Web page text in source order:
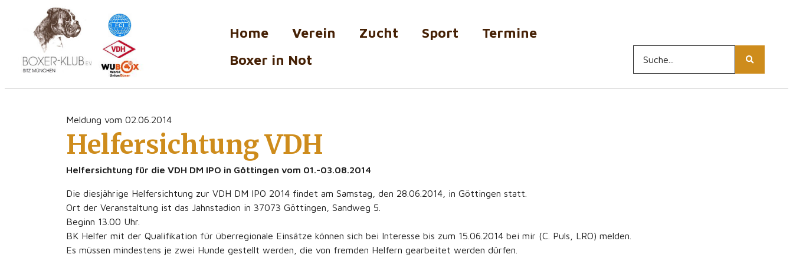
Home Verein Zucht Sport
Termine
Boxer in Not
Meldung vom 02.06.2014
Helfersichtung VDH
Helfersichtung für die VDH DM IPO in Göttingen vom 01.-03.08.2014
Die diesjährige Helfersichtung zur VDH DM IPO 2014 findet am Samstag, den 28.06.2014, in Göttingen statt.
Ort der Veranstaltung ist das Jahnstadion in 37073 Göttingen, Sandweg 5.
Beginn 13.00 Uhr.
BK Helfer mit der Qualifikation für überregionale Einsätze können sich bei Interesse bis zum 15.06.2014 bei mir (C. Puls, LRO) melden.
Es müssen mindestens je zwei Hunde gestellt werden, die von fremden Helfern gearbeitet werden dürfen.